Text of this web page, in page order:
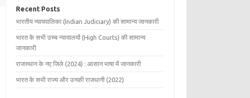
Recent Posts
भारतीय न्यायपालिका (Indian Judiciary) की सामान्य जानकारी
भारत के सभी उच्च न्यायालयों (High Courts) की सामान्य
जानकारी
राजस्थान के नए जिले (2024) : आसान भाषा में जानकारी
भारत के सभी राज्य और उनकी राजधानी (2022)